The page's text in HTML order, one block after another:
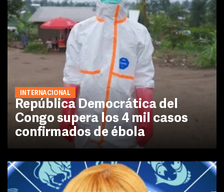
INTERNACIONAL
República Democrática del
Congo supera los 4 mil casos
confirmados de ébola